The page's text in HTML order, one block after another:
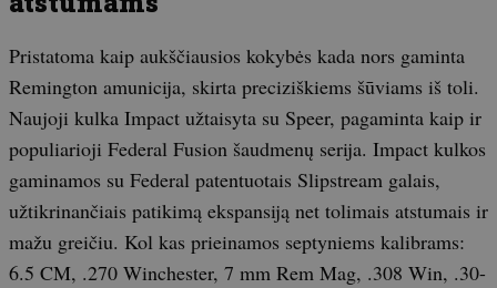
Pristatoma kaip aukščiausios kokybės kada nors gaminta
Remington amunicija, skirta preciziškiems šūviams iš toli.
Naujoji kulka Impact užtaisyta su Speer, pagaminta kaip ir
populiarioji Federal Fusion šaudmenų serija. Impact kulkos
gaminamos su Federal patentuotais Slipstream galais,
užtikrinančiais patikimą ekspansiją net tolimais atstumais ir
mažu greičiu. Kol kas prieinamos septyniems kalibrams:
6.5 CM, .270 Winchester, 7 mm Rem Mag, .308 Win, .30-